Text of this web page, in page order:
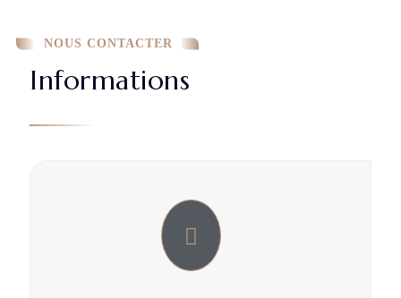
NOUS CONTACTER
Informations